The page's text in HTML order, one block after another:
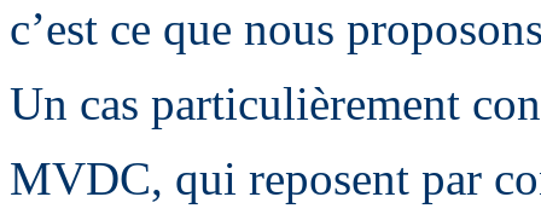
c’est ce que nous
Un cas particulièrement
MVDC, qui reposent par